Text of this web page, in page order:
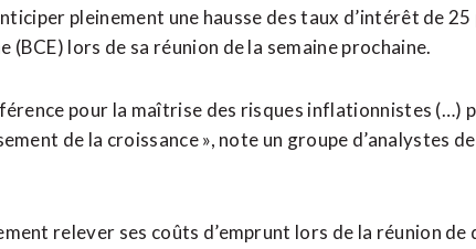
pleinement une hausse des taux d’intérêt de
(BCE) lors de sa réunion de la ⁠semaine prochaine.
pour la maîtrise des risques inflationnistes (…)
de la croissance », note un groupe d’analystes
relever ses coûts d’emprunt lors de la réunion de